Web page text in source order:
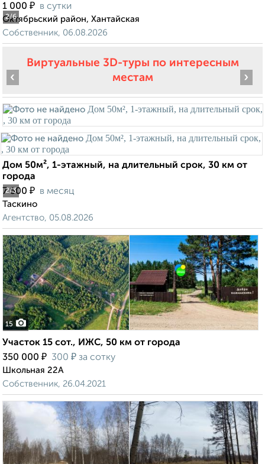
2/6
1 000 ₽ в сутки
Октябрьский район, Хантайская
Собственник, 06.08.2026
Виртуальные 3D-туры по интересным
местам
2/3
‹ ›
Дом 50м², 1-этажный, на длительный срок, 30 км от
города
7 500 ₽ в месяц
Таскино
Агентство, 05.08.2026
15
Участок 15 сот., ИЖС, 50 км от города
350 000 ₽ 300 ₽ за сотку
Школьная 22А
Собственник, 26.04.2021